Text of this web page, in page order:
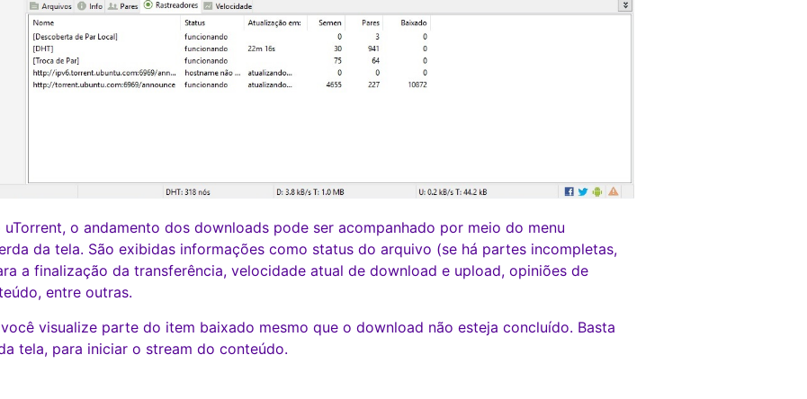
o andamento dos downloads pode ser acompanhado por meio do menu
da tela. São exibidas informações como status do arquivo (se há partes incompletas,
a finalização da transferência, velocidade atual de download e upload, opiniões de
entre outras.
visualize parte do item baixado mesmo que o download não esteja concluído. Basta
tela, para iniciar o stream do conteúdo.